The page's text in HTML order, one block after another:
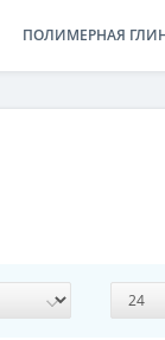
ПОЛИМЕРНАЯ